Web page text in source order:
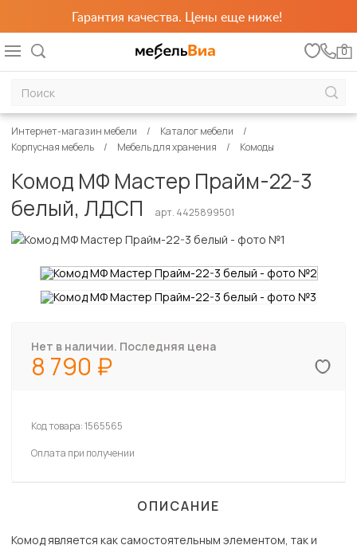
Гарантия качества. Цены еще ниже!
0
Интернет-магазин мебели
Каталог мебели
Корпусная мебель
Мебель для хранения Комоды
Комод МФ Мастер Прайм-22-3
белый, ЛДСП
арт. 4425899501
Нет в наличии. Последняя цена
8 790
Код товара:1565565
Оплата при получении
ОПИСАНИЕ
Комод является как самостоятельным элементом, так и